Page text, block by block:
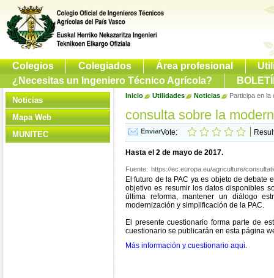
Colegios Colegiados Área profesional
¿Necesitas un Ingeniero Técnico Agrícola?
Noticias
Mapa Web
MUNITEC
Inicio Utilidades Noticias Participa en la
consulta sobre la
Vote:
Hasta el 2 de mayo de 2017.
Fuente: https://ec.europa.eu/agriculture/
El futuro de la PAC ya es objeto de debate
objetivo es resumir los datos disponibles
última reforma, mantener un diálogo
modernización y simplificación de la PAC.
El presente cuestionario forma parte de
cuestionario se publicarán en esta página
Más información y cuestionario aqui.